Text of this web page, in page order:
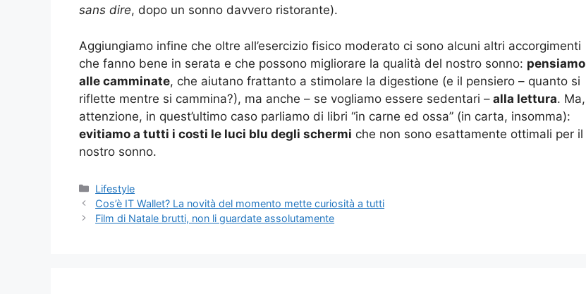
sans dire, dopo un sonno davvero ristorante).
Aggiungiamo infine che oltre all’esercizio fisico moderato ci sono alcuni altri accorgimenti
che fanno bene in serata e che possono migliorare la qualità del nostro sonno: pensiamo
alle camminate, che aiutano frattanto a stimolare la digestione (e il pensiero – quanto si
riflette mentre si cammina?), ma anche – se vogliamo essere sedentari – alla lettura. Ma,
attenzione, in quest’ultimo caso parliamo di libri “in carne ed ossa” (in carta, insomma):
evitiamo a tutti i costi le luci blu degli schermi che non sono esattamente ottimali per il
nostro sonno.
Categorie
Lifestyle
Cos’è IT Wallet? La novità del momento mette curiosità a tutti
Film di Natale brutti, non li guardate assolutamente